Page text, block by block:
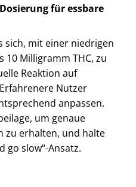
für essbare
sich, mit einer niedrigen
10 Milligramm THC, zu
Reaktion auf
Nutzer
anpassen.
um genaue
zu erhalten, und halte
go slow“-Ansatz.